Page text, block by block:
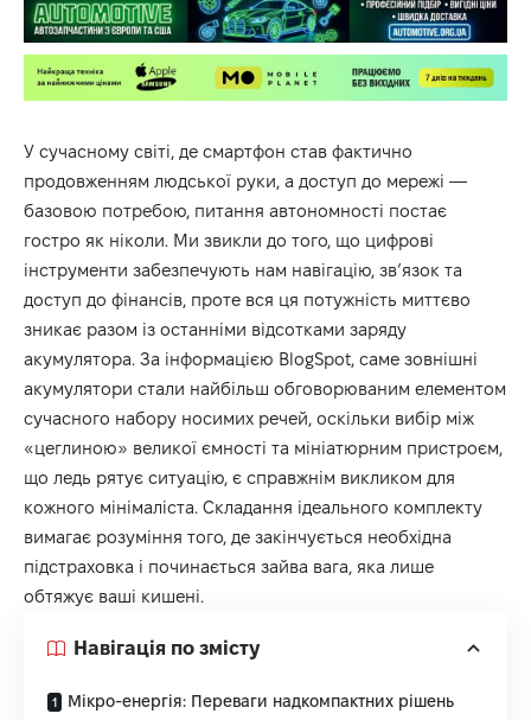
У сучасному світі, де смартфон став фактично
продовженням людської руки, а доступ до мережі —
базовою потребою, питання автономності постає
гостро як ніколи. Ми звикли до того, що цифрові
інструменти забезпечують нам навігацію, зв’язок та
доступ до фінансів, проте вся ця потужність миттєво
зникає разом із останніми відсотками заряду
акумулятора. За інформацією BlogSpot, саме зовнішні
акумулятори стали найбільш обговорюваним елементом
сучасного набору носимих речей, оскільки вибір між
«цеглиною» великої ємності та мініатюрним пристроєм,
що ледь рятує ситуацію, є справжнім викликом для
кожного мінімаліста. Складання ідеального комплекту
вимагає розуміння того, де закінчується необхідна
підстраховка і починається зайва вага, яка лише
обтяжує ваші кишені.
Навігація по змісту
Мікро-енергія: Переваги надкомпактних рішень